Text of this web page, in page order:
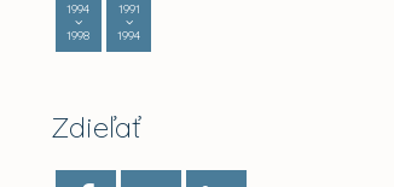
1994
1998
1991
1994
Zdieľať